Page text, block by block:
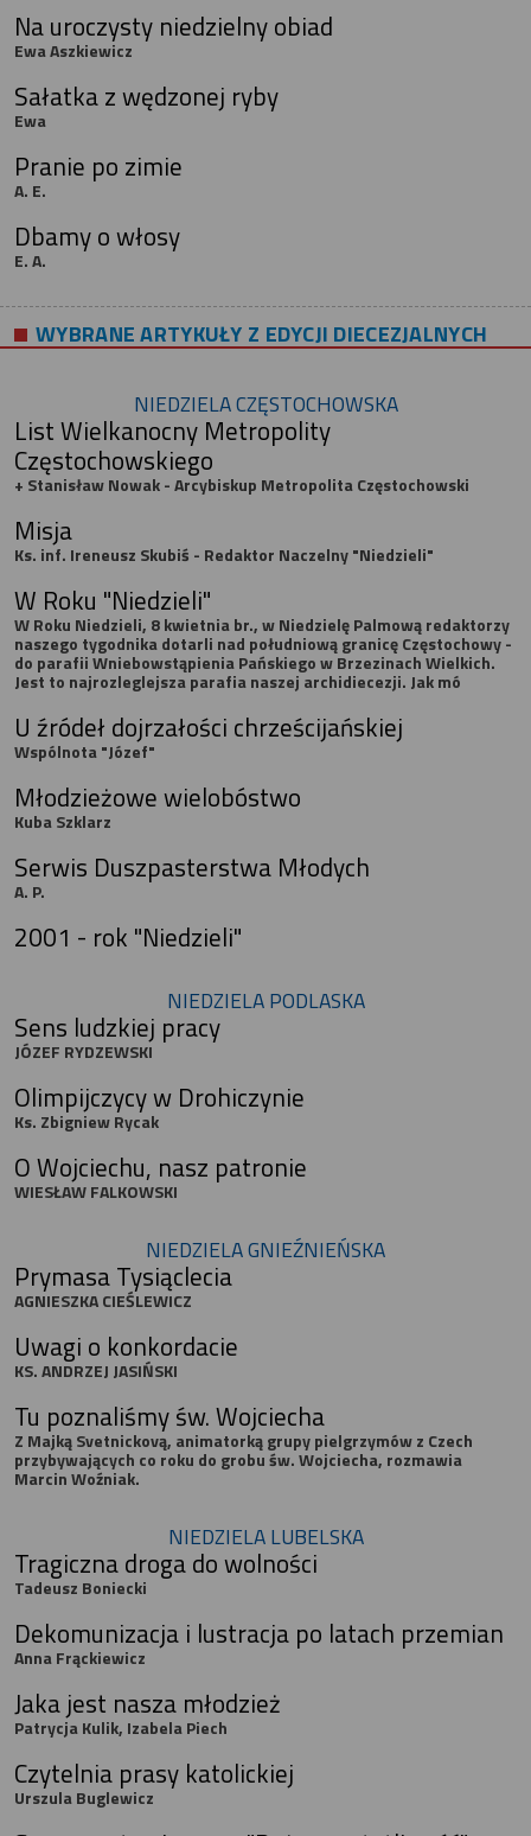
Na uroczysty niedzielny obiad
Ewa Aszkiewicz
Sałatka z wędzonej ryby
Ewa
Pranie po zimie
A. E.
Dbamy o włosy
E. A.
WYBRANE ARTYKUŁY Z EDYCJI DIECEZJALNYCH
NIEDZIELA CZĘSTOCHOWSKA
List Wielkanocny Metropolity
Częstochowskiego
+ Stanisław Nowak - Arcybiskup Metropolita Częstochowski
Misja
Ks. inf. Ireneusz Skubiś - Redaktor Naczelny "Niedzieli"
W Roku "Niedzieli"
W Roku Niedzieli, 8 kwietnia br., w Niedzielę Palmową redaktorzy
naszego tygodnika dotarli nad południową granicę Częstochowy -
do parafii Wniebowstąpienia Pańskiego w Brzezinach Wielkich.
Jest to najrozleglejsza parafia naszej archidiecezji. Jak mó
U źródeł dojrzałości chrześcijańskiej
Wspólnota "Józef"
Młodzieżowe wielobóstwo
Kuba Szklarz
Serwis Duszpasterstwa Młodych
A. P.
2001 - rok "Niedzieli"
NIEDZIELA PODLASKA
Sens ludzkiej pracy
JÓZEF RYDZEWSKI
Olimpijczycy w Drohiczynie
Ks. Zbigniew Rycak
O Wojciechu, nasz patronie
WIESŁAW FALKOWSKI
NIEDZIELA GNIEŹNIEŃSKA
Prymasa Tysiąclecia
AGNIESZKA CIEŚLEWICZ
Uwagi o konkordacie
KS. ANDRZEJ JASIŃSKI
Tu poznaliśmy św. Wojciecha
Z Majką Svetnickovą, animatorką grupy pielgrzymów z Czech
przybywających co roku do grobu św. Wojciecha, rozmawia
Marcin Woźniak.
NIEDZIELA LUBELSKA
Tragiczna droga do wolności
Tadeusz Boniecki
Dekomunizacja i lustracja po latach przemian
Anna Frąckiewicz
Jaka jest nasza młodzież
Patrycja Kulik, Izabela Piech
Czytelnia prasy katolickiej
Urszula Buglewicz